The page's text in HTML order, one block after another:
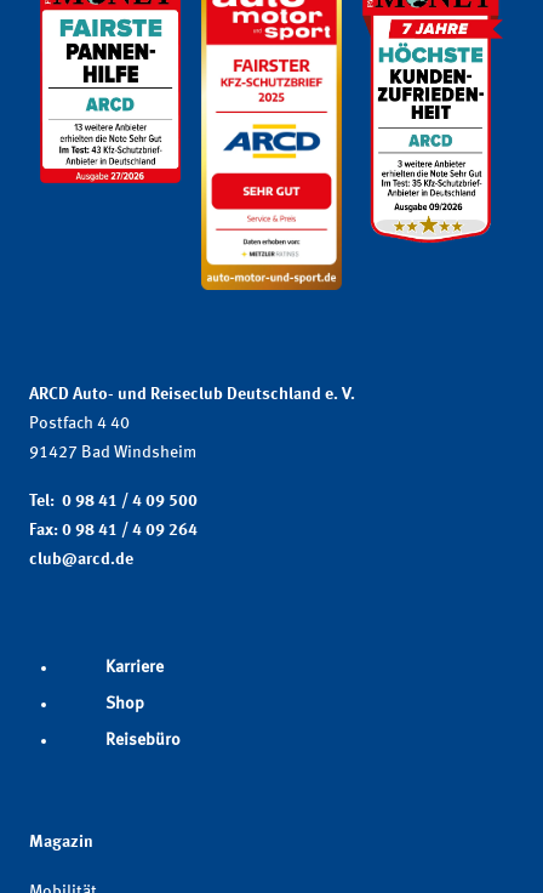
ARCD Auto- und Reiseclub Deutschland e. V.
Postfach 4 40
91427 Bad Windsheim
Tel: 0 98 41 / 4 09 500
Fax: 0 98 41 / 4 09 264
club@arcd.de
Karriere
Shop
Reisebüro
Magazin